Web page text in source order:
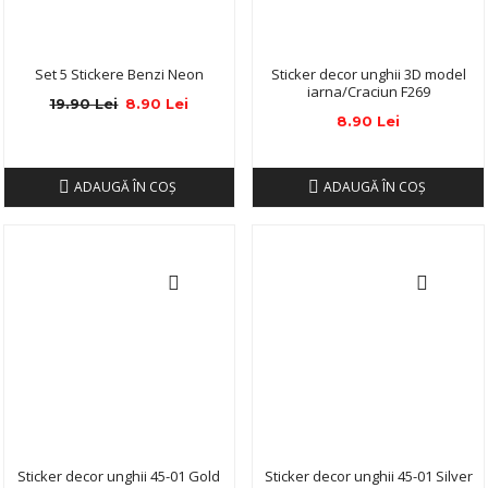
Set 5 Stickere Benzi Neon
8.90 Lei
19.90 Lei
ADAUGĂ ÎN COŞ
Sticker decor unghii 3D model
iarna/Craciun F269
8.90 Lei
ADAUGĂ ÎN COŞ
Sticker decor unghii 45-01 Gold Sticker decor unghii 45-01 Silver